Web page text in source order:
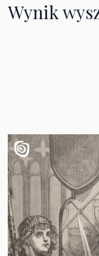
Wynik